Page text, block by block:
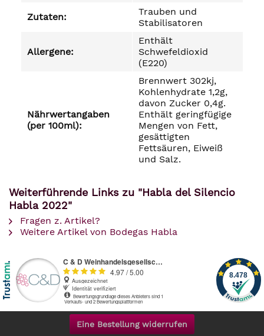
Zutaten:
Trauben und
Stabilisatoren
Allergene:
Enthält
Schwefeldioxid
(E220)
Nährwertangaben
(per 100ml):
Brennwert 302kj,
Kohlenhydrate 1,2g,
davon Zucker 0,4g.
Enthält geringfügige
Mengen von Fett,
gesättigten
Fettsäuren, Eiweiß
und Salz.
Weiterführende Links zu "Habla del Silencio
Habla 2022"
Fragen z. Artikel?
Weitere Artikel von Bodegas Habla
Eine Bestellung widerrufen